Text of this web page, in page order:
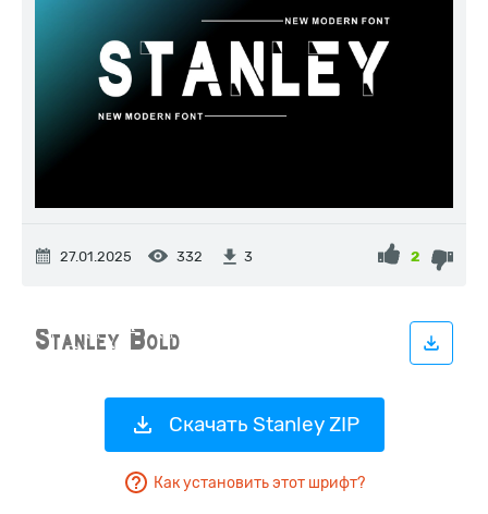
27.01.2025 332 3 2
Скачать Stanley ZIP
Как установить этот шрифт?